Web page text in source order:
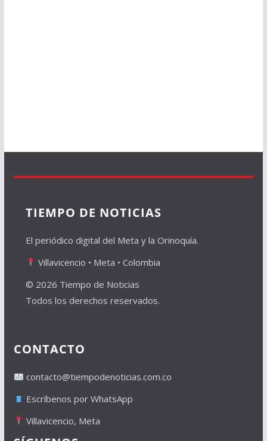
TIEMPO DE NOTICIAS
El periódico digital del Meta y la Orinoquía.
Villavicencio • Meta • Colombia
© 2026 Tiempo de Noticias
Todos los derechos reservados.
CONTACTO
contacto@tiempodenoticias.com.co
Escríbenos por WhatsApp
Villavicencio, Meta